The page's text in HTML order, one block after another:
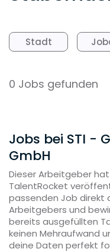
Stadt
0 Jobs gefunden
Jobs bei STI -
GmbH
Dieser Arbeitgeber
TalentRocket
passenden Job direkt
Arbeitgebers und
bereits ausgefüllten
keinen Mehraufwand
deine Daten perfekt